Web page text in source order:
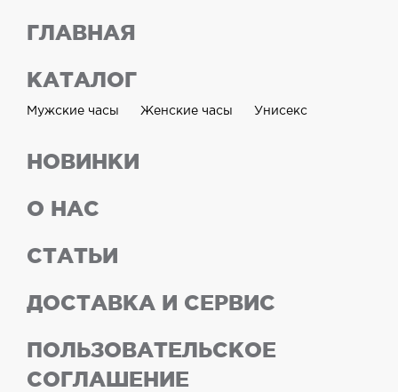
ГЛАВНАЯ
КАТАЛОГ
Мужские часы Женские часы Унисекс
НОВИНКИ
О НАС
СТАТЬИ
ДОСТАВКА И СЕРВИС
ПОЛЬЗОВАТЕЛЬСКОЕ
СОГЛАШЕНИЕ